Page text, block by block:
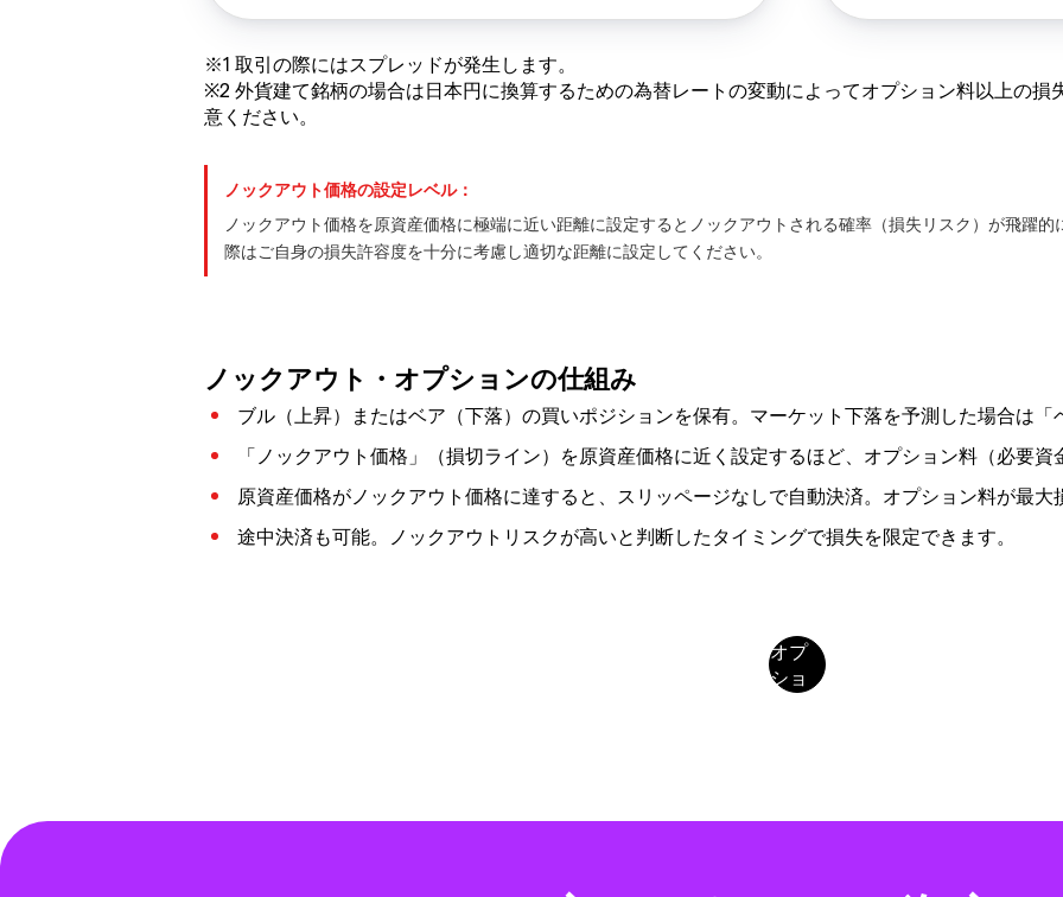
※1 取引の際にはスプレッドが発生します。
※2 外貨建て銘柄の場合は日本円に換算するための為替レートの変動によってオプション料以上の損
意ください。
ノックアウト価格の設定レベル：
ノックアウト価格を原資産価格に極端に近い距離に設定するとノックアウトされる確率（損失リスク）が飛躍
際はご自身の損失許容度を十分に考慮し適切な距離に設定してください。
ノックアウト・オプションの仕組み
ブル（上昇）またはベア（下落）の買いポジションを保有。マーケット下落を予測した場合は「
「ノックアウト価格」（損切ライン）を原資産価格に近く設定するほど、オプション料（必要資
原資産価格がノックアウト価格に達すると、スリッページなしで自動決済。オプション料が最大
途中決済も可能。ノックアウトリスクが高いと判断したタイミングで損失を限定できます。